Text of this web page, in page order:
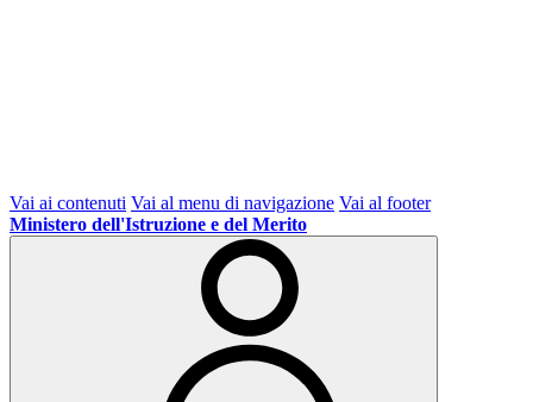
Vai ai contenuti Vai al menu di navigazione Vai al footer
Ministero dell'Istruzione e del Merito